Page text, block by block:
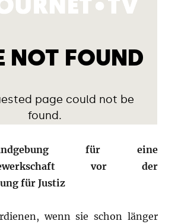
für eine
vor der
für Justiz
wenn sie schon länger